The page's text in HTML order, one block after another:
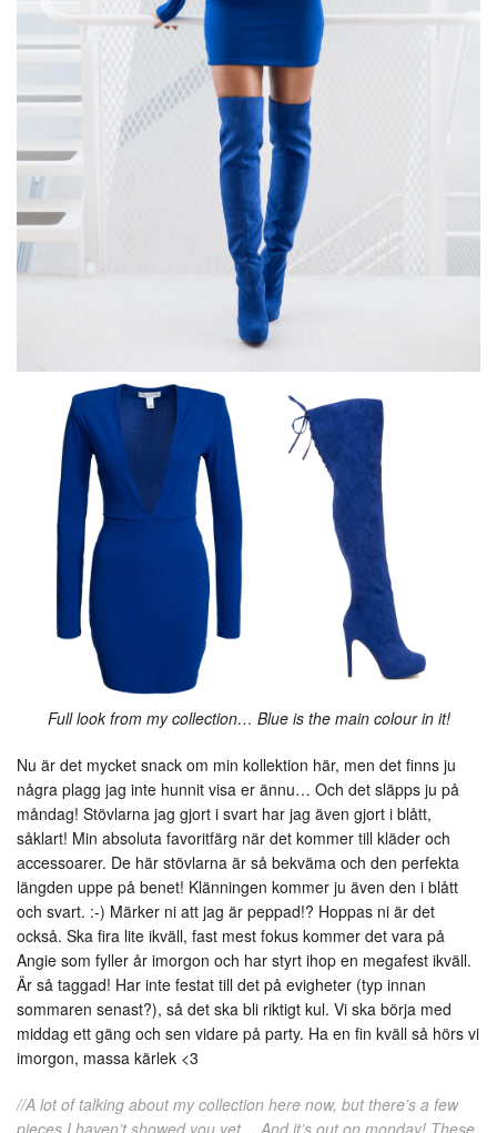
Full look from my collection… Blue is the main colour in it!
Nu är det mycket snack om min kollektion här, men det finns ju
några plagg jag inte hunnit visa er ännu… Och det släpps ju på
måndag! Stövlarna jag gjort i svart har jag även gjort i blått,
såklart! Min absoluta favoritfärg när det kommer till kläder och
accessoarer. De här stövlarna är så bekväma och den perfekta
längden uppe på benet! Klänningen kommer ju även den i blått
och svart. :-) Märker ni att jag är peppad!? Hoppas ni är det
också. Ska fira lite ikväll, fast mest fokus kommer det vara på
Angie som fyller år imorgon och har styrt ihop en megafest ikväll.
Är så taggad! Har inte festat till det på evigheter (typ innan
sommaren senast?), så det ska bli riktigt kul. Vi ska börja med
middag ett gäng och sen vidare på party. Ha en fin kväll så hörs vi
imorgon, massa kärlek <3
//A lot of talking about my collection here now, but there’s a few
pieces I haven’t showed you yet… And it’s out on monday! These